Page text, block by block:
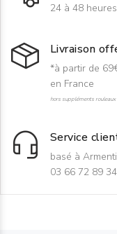
24 à 48 heures
Livraison
*à partir de
en France
hors suppléments
Service
basé à
03 66 72 89 34